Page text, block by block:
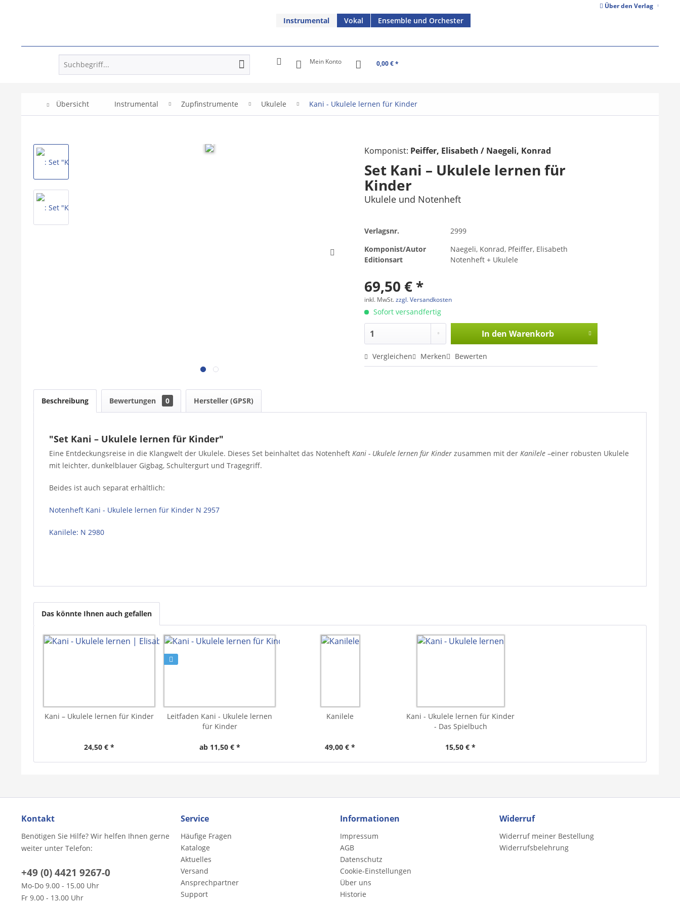
Über den Verlag
Instrumental Vokal Ensemble und Orchester
Mein Konto 0,00 € *
Übersicht Instrumental Zupfinstrumente Ukulele Kani - Ukulele lernen für Kinder
Komponist: Peiffer, Elisabeth / Naegeli, Konrad
Set Kani – Ukulele lernen für
Kinder
Ukulele und Notenheft
Verlagsnr.
2999
Komponist/Autor
Naegeli, Konrad, Pfeiffer, Elisabeth
Editionsart
Notenheft + Ukulele
69,50 € *
inkl. MwSt.zzgl. Versandkosten
Sofort versandfertig
In den Warenkorb
Vergleichen Merken Bewerten
Beschreibung Bewertungen 0 Hersteller (GPSR)
"Set Kani – Ukulele lernen für Kinder"
Eine Entdeckungsreise in die Klangwelt der Ukulele. Dieses Set beinhaltet das Notenheft Kani - Ukulele lernen für Kinder zusammen mit der Kanilele –einer robusten Ukulele
mit leichter, dunkelblauer Gigbag, Schultergurt und Tragegriff.
Beides ist auch separat erhältlich:
Notenheft Kani - Ukulele lernen für Kinder N 2957
Kanilele: N 2980
Das könnte Ihnen auch gefallen
Kani – Ukulele lernen für Kinder
24,50 € *
Leitfaden Kani - Ukulele lernen
für Kinder
ab 11,50 € *
Kanilele
49,00 € *
Kani - Ukulele lernen für Kinder
- Das Spielbuch
15,50 € *
Kontakt
Benötigen Sie Hilfe? Wir helfen Ihnen gerne
weiter unter Telefon:
+49 (0) 4421 9267-0
Mo-Do 9.00 - 15.00 Uhr
Fr 9.00 - 13.00 Uhr
Service
Häufige Fragen
Kataloge
Aktuelles
Versand
Ansprechpartner
Support
Informationen
Impressum
AGB
Datenschutz
Cookie-Einstellungen
Über uns
Historie
Widerruf
Widerruf meiner Bestellung
Widerrufsbelehrung